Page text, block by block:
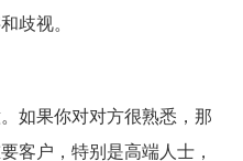
视。
果你对对方很熟悉，那
客户，特别是高端人士，